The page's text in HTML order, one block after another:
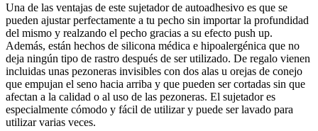
Una de las ventajas de este sujetador de autoadhesivo es que se
pueden ajustar perfectamente a tu pecho sin importar la profundidad
del mismo y realzando el pecho gracias a su efecto push up.
Además, están hechos de silicona médica e hipoalergénica que no
deja ningún tipo de rastro después de ser utilizado. De regalo vienen
incluidas unas pezoneras invisibles con dos alas u orejas de conejo
que empujan el seno hacia arriba y que pueden ser cortadas sin que
afectan a la calidad o al uso de las pezoneras. El sujetador es
especialmente cómodo y fácil de utilizar y puede ser lavado para
utilizar varias veces.